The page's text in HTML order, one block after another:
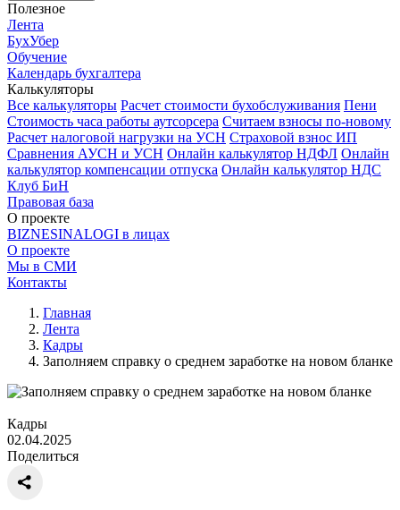
Полезное
Лента
БухУбер
Обучение
Календарь бухгалтера
Калькуляторы
Все калькуляторы Расчет стоимости бухобслуживания Пени
Стоимость часа работы аутсорсера Считаем взносы по-новому
Расчет налоговой нагрузки на УСН Страховой взнос ИП
Сравнения АУСН и УСН Онлайн калькулятор НДФЛ Онлайн
калькулятор компенсации отпуска Онлайн калькулятор НДС
Клуб БиН
Правовая база
О проекте
BIZNESINALOGI в лицах
О проекте
Мы в СМИ
Контакты
Главная
Лента
Кадры
Заполняем справку о среднем заработке на новом бланке
Кадры
02.04.2025
Поделиться